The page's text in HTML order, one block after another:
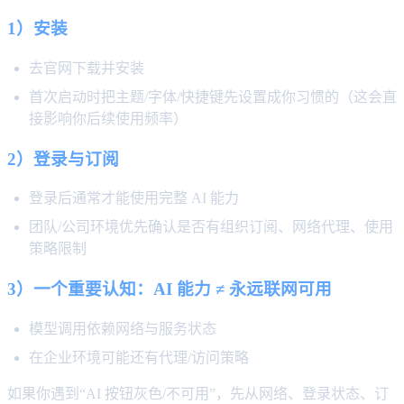
1）安装
去官网下载并安装
首次启动时把主题/字体/快捷键先设置成你习惯的（这会直
接影响你后续使用频率）
2）登录与订阅
登录后通常才能使用完整 AI 能力
团队/公司环境优先确认是否有组织订阅、网络代理、使用
策略限制
3）一个重要认知：AI 能力 ≠ 永远联网可用
模型调用依赖网络与服务状态
在企业环境可能还有代理/访问策略
如果你遇到“AI 按钮灰色/不可用”，先从网络、登录状态、订